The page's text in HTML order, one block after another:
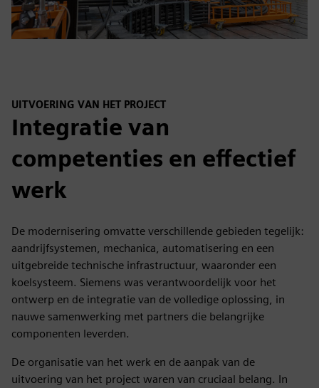
UITVOERING VAN HET PROJECT
Integratie van
competenties en effectief
werk
De modernisering omvatte verschillende gebieden tegelijk:
aandrijfsystemen, mechanica, automatisering en een
uitgebreide technische infrastructuur, waaronder een
koelsysteem. Siemens was verantwoordelijk voor het
ontwerp en de integratie van de volledige oplossing, in
nauwe samenwerking met partners die belangrijke
componenten leverden.
De organisatie van het werk en de aanpak van de
uitvoering van het project waren van cruciaal belang. In